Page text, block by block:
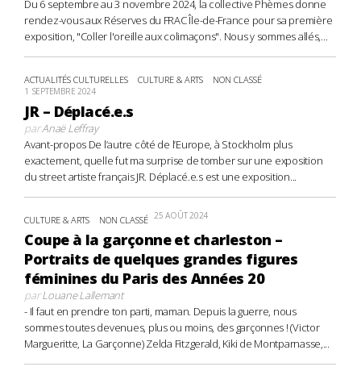
Du 6 septembre au 3 novembre 2024, la collective Phèmes donne
rendez-vous aux Réserves du FRAC Île-de-France pour sa première
exposition, "Coller l'oreille aux colimaçons". Nous y sommes allés,...
ACTUALITÉS CULTURELLES CULTURE & ARTS NON CLASSÉ
1 SEPTEMBRE 2024
JR – Déplacé.e.s
parAnaë Leffray
Avant-propos De l’autre côté de l’Europe, à Stockholm plus
exactement, quelle fut ma surprise de tomber sur une exposition
du street artiste français JR. Déplacé.e.s est une exposition...
CULTURE & ARTS NON CLASSÉ 25 AOÛT 2024
Coupe à la garçonne et charleston –
Portraits de quelques grandes figures
féminines du Paris des Années 20
parLouane Lallemant
- Il faut en prendre ton parti, maman. Depuis la guerre, nous
sommes toutes devenues, plus ou moins, des garçonnes ! (Victor
Margueritte, La Garçonne) Zelda Fitzgerald, Kiki de Montparnasse,...